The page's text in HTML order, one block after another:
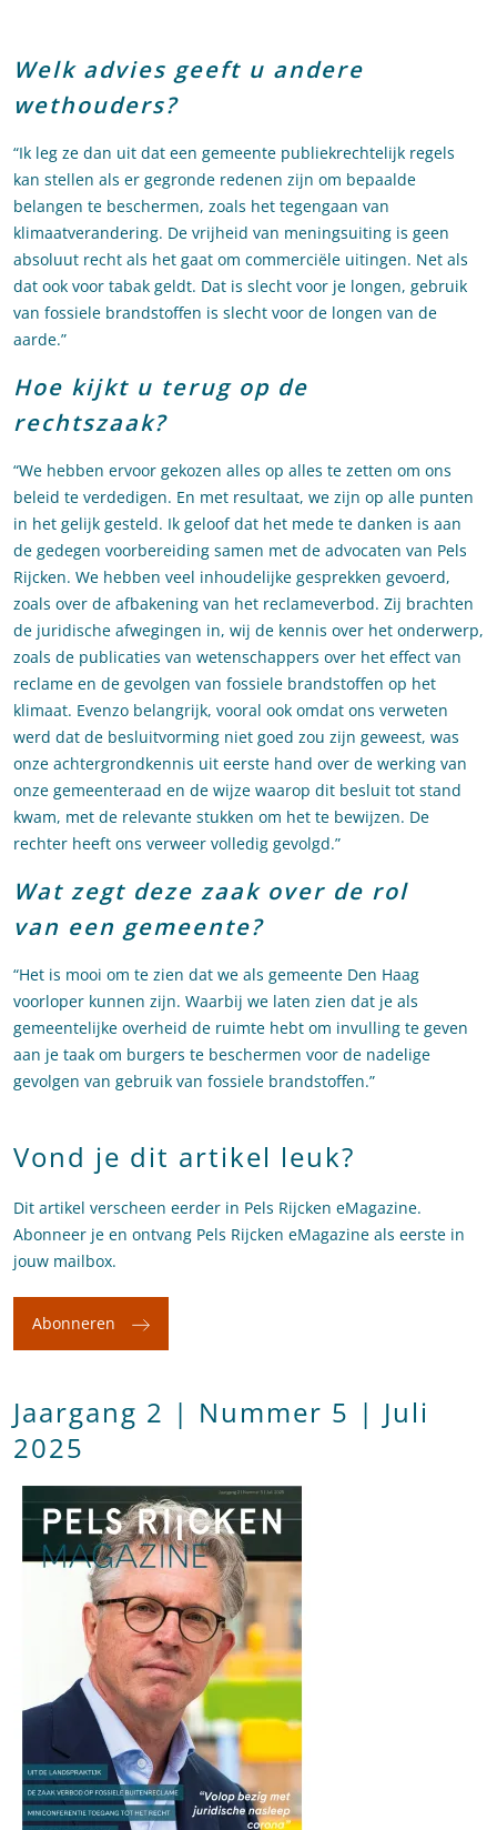
Welk advies geeft u andere
wethouders?
“Ik leg ze dan uit dat een gemeente publiekrechtelijk regels
kan stellen als er gegronde redenen zijn om bepaalde
belangen te beschermen, zoals het tegengaan van
klimaatverandering. De vrijheid van meningsuiting is geen
absoluut recht als het gaat om commerciële uitingen. Net als
dat ook voor tabak geldt. Dat is slecht voor je longen, gebruik
van fossiele brandstoffen is slecht voor de longen van de
aarde.”
Hoe kijkt u terug op de
rechtszaak?
“We hebben ervoor gekozen alles op alles te zetten om ons
beleid te verdedigen. En met resultaat, we zijn op alle punten
in het gelijk gesteld. Ik geloof dat het mede te danken is aan
de gedegen voorbereiding samen met de advocaten van Pels
Rijcken. We hebben veel inhoudelijke gesprekken gevoerd,
zoals over de afbakening van het reclameverbod. Zij brachten
de juridische afwegingen in, wij de kennis over het onderwerp,
zoals de publicaties van wetenschappers over het effect van
reclame en de gevolgen van fossiele brandstoffen op het
klimaat. Evenzo belangrijk, vooral ook omdat ons verweten
werd dat de besluitvorming niet goed zou zijn geweest, was
onze achtergrondkennis uit eerste hand over de werking van
onze gemeenteraad en de wijze waarop dit besluit tot stand
kwam, met de relevante stukken om het te bewijzen. De
rechter heeft ons verweer volledig gevolgd.”
Wat zegt deze zaak over de rol
van een gemeente?
“Het is mooi om te zien dat we als gemeente Den Haag
voorloper kunnen zijn. Waarbij we laten zien dat je als
gemeentelijke overheid de ruimte hebt om invulling te geven
aan je taak om burgers te beschermen voor de nadelige
gevolgen van gebruik van fossiele brandstoffen.”
Vond je dit artikel leuk?
Dit artikel verscheen eerder in Pels Rijcken eMagazine.
Abonneer je en ontvang Pels Rijcken eMagazine als eerste in
jouw mailbox.
Abonneren
Jaargang 2 | Nummer 5 | Juli
2025